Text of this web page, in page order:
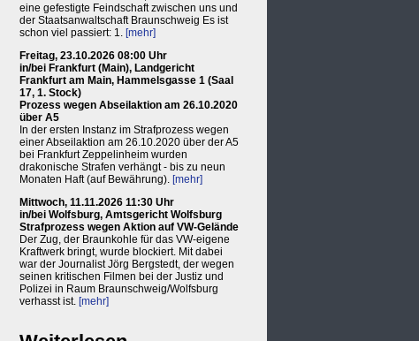
eine gefestigte Feindschaft zwischen uns und
der Staatsanwaltschaft Braunschweig Es ist
schon viel passiert: 1. [mehr]
Freitag, 23.10.2026 08:00 Uhr
in/bei Frankfurt (Main), Landgericht
Frankfurt am Main, Hammelsgasse 1 (Saal
17, 1. Stock)
Prozess wegen Abseilaktion am 26.10.2020
über A5
In der ersten Instanz im Strafprozess wegen
einer Abseilaktion am 26.10.2020 über der A5
bei Frankfurt Zeppelinheim wurden
drakonische Strafen verhängt - bis zu neun
Monaten Haft (auf Bewährung). [mehr]
Mittwoch, 11.11.2026 11:30 Uhr
in/bei Wolfsburg, Amtsgericht Wolfsburg
Strafprozess wegen Aktion auf VW-Gelände
Der Zug, der Braunkohle für das VW-eigene
Kraftwerk bringt, wurde blockiert. Mit dabei
war der Journalist Jörg Bergstedt, der wegen
seinen kritischen Filmen bei der Justiz und
Polizei in Raum Braunschweig/Wolfsburg
verhasst ist. [mehr]